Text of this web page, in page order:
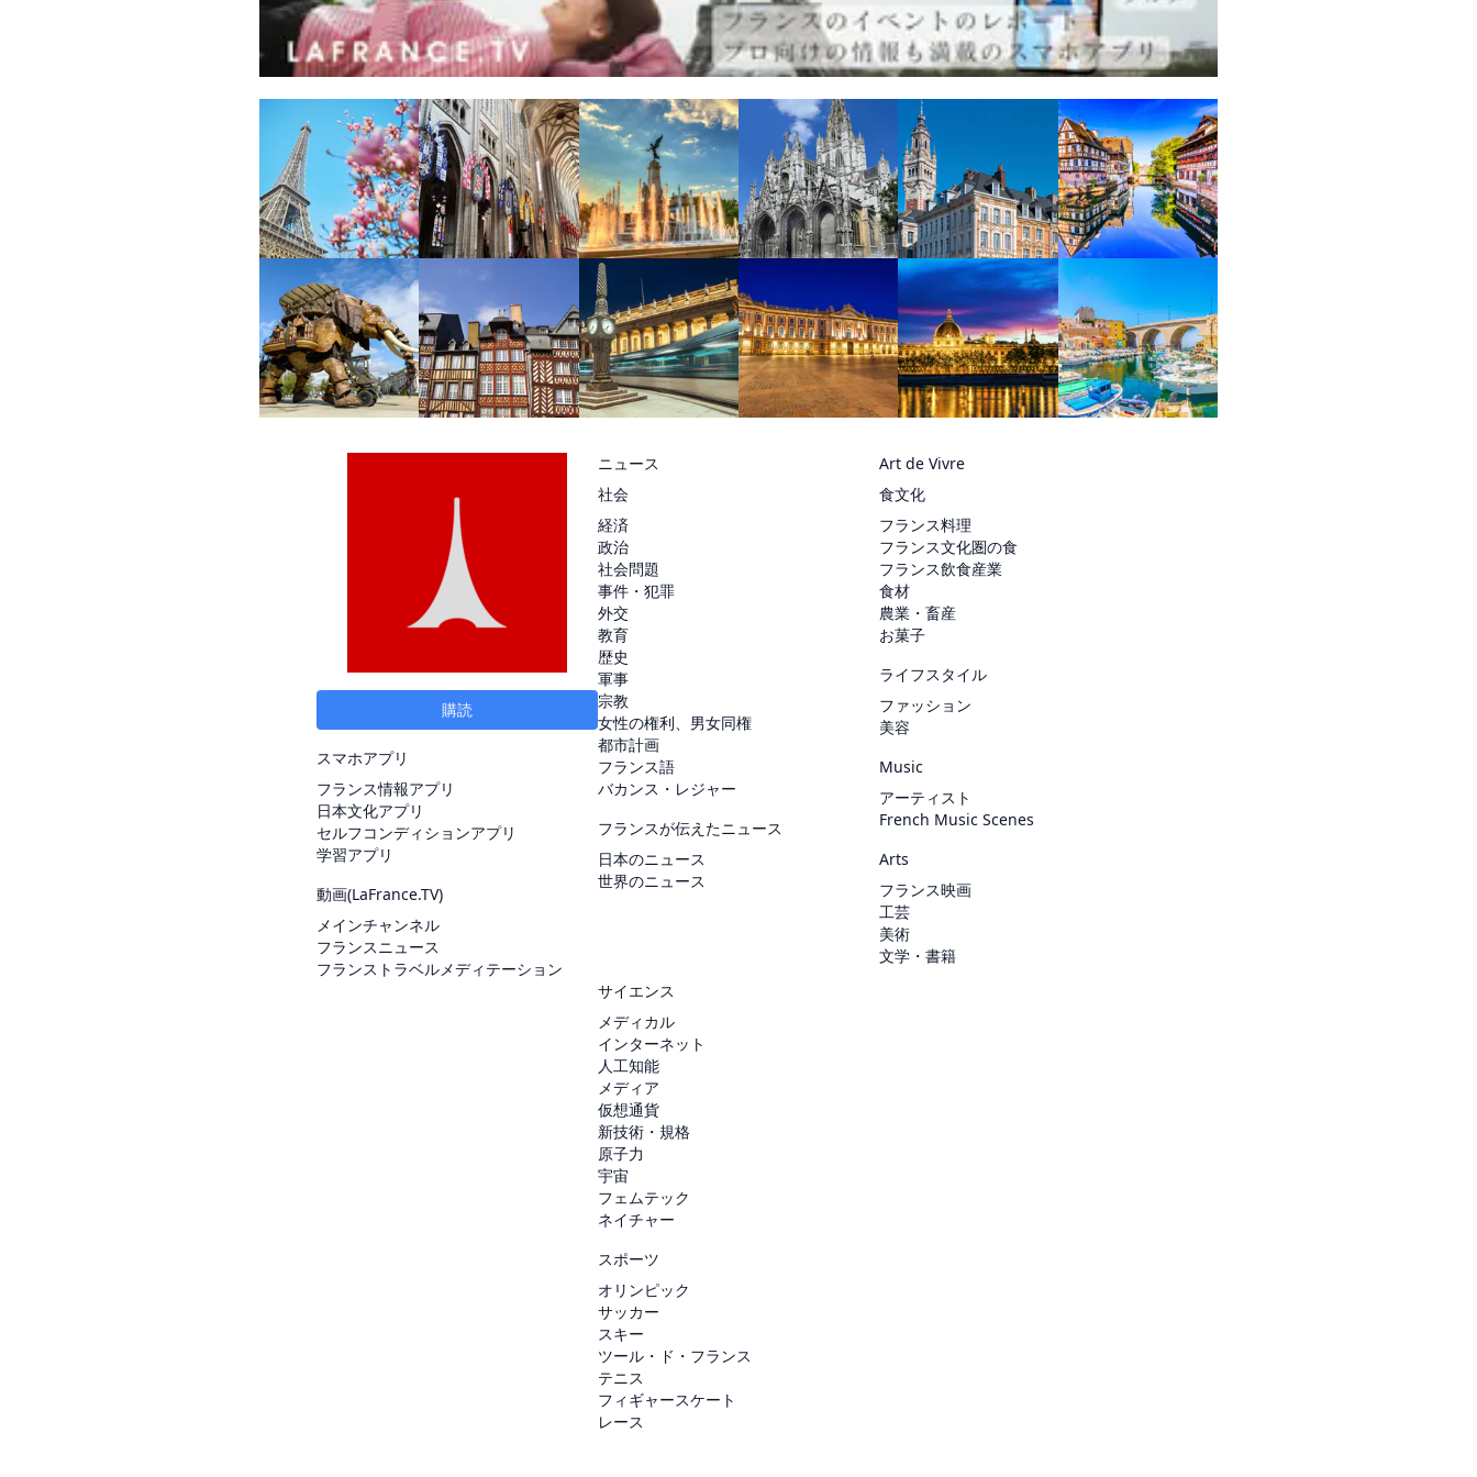
購読
スマホアプリ
フランス情報アプリ
日本文化アプリ
セルフコンディションアプリ
学習アプリ
動画(LaFrance.TV)
メインチャンネル
フランスニュース
フランストラベルメディテーション
ニュース
社会
経済
政治
社会問題
事件・犯罪
外交
教育
歴史
軍事
宗教
女性の権利、男女同権
都市計画
フランス語
バカンス・レジャー
フランスが伝えたニュース
日本のニュース
世界のニュース
Art de Vivre
食文化
フランス料理
フランス文化圏の食
フランス飲食産業
食材
農業・畜産
お菓子
ライフスタイル
ファッション
美容
Music
アーティスト
French Music Scenes
Arts
フランス映画
工芸
美術
文学・書籍
サイエンス
メディカル
インターネット
人工知能
メディア
仮想通貨
新技術・規格
原子力
宇宙
フェムテック
ネイチャー
スポーツ
オリンピック
サッカー
スキー
ツール・ド・フランス
テニス
フィギャースケート
レース